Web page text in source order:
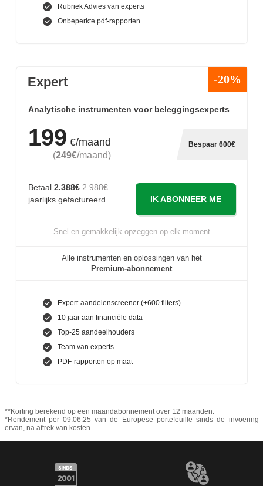
Rubriek Advies van experts
Onbeperkte pdf-rapporten
Expert -20%
Analytische instrumenten voor beleggingsexperts
199 €/maand
(249€/maand)
Bespaar 600€
Betaal 2.388€ 2.988€
jaarlijks gefactureerd
IK ABONNEER ME
Snel en gemakkelijk opzeggen op elk moment
Alle instrumenten en oplossingen van het
Premium-abonnement
Expert-aandelenscreener (+600 filters)
10 jaar aan financiële data
Top-25 aandeelhouders
Team van experts
PDF-rapporten op maat
**Korting berekend op een maandabonnement over 12 maanden.
*Rendement per 09.06.25 van de Europese portefeuille sinds de invoering
ervan, na aftrek van kosten.